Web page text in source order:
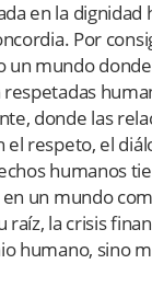
en la dignidad
Por
un mundo
respetadas
donde las
el respeto, el
humanos
un mundo
raíz, la crisis
humano, sino